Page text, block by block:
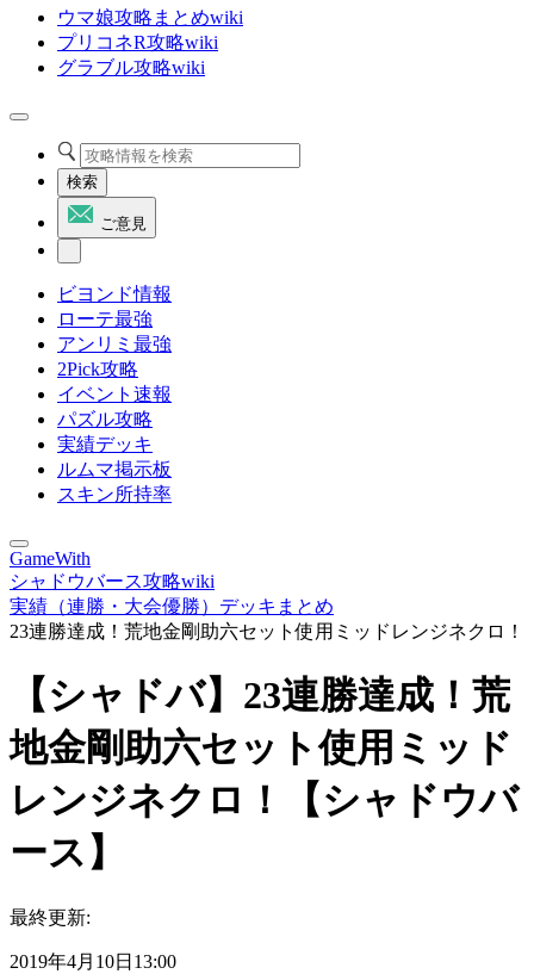
ウマ娘攻略まとめwiki
プリコネR攻略wiki
グラブル攻略wiki
検索
ご意見
ビヨンド情報
ローテ最強
アンリミ最強
2Pick攻略
イベント速報
パズル攻略
実績デッキ
ルムマ掲示板
スキン所持率
GameWith
シャドウバース攻略wiki
実績（連勝・大会優勝）デッキまとめ
23連勝達成！荒地金剛助六セット使用ミッドレンジネクロ！
【シャドバ】23連勝達成！荒
地金剛助六セット使用ミッド
レンジネクロ！【シャドウバ
ース】
最終更新:
2019年4月10日13:00